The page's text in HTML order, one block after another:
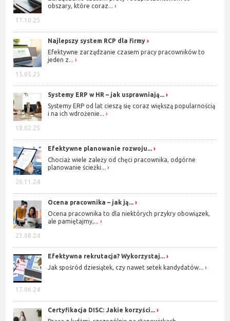
17.10.25
obszary, które coraz...
15.05.25
Najlepszy system RCP dla firmy
Efektywne zarządzanie czasem pracy pracowników to
jeden z...
18.02.25
Systemy ERP w HR – jak usprawniają...
Systemy ERP od lat cieszą się coraz większą popularnością
i na ich wdrożenie...
26.11.24
Efektywne planowanie rozwoju...
Chociaż wiele zależy od chęci pracownika, odgórne
planowanie ścieżki...
23.08.24
Ocena pracownika – jak ją...
Ocena pracownika to dla niektórych przykry obowiązek,
ale pamiętajmy,...
17.06.24
Efektywna rekrutacja? Wykorzystaj...
Jak spośród dziesiątek, czy nawet setek kandydatów...
Certyfikacja DISC: Jakie korzyści...